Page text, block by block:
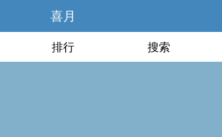
喜月
排行 搜索